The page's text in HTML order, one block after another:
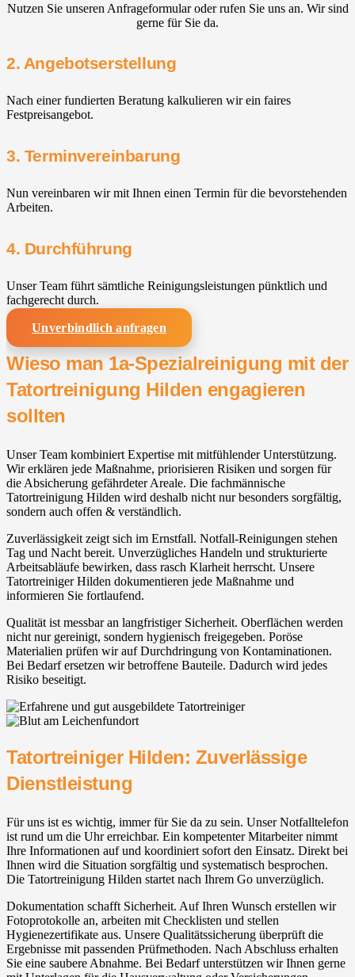
Nutzen Sie unseren Anfrageformular oder rufen Sie uns an. Wir sind
gerne für Sie da.
2. Angebotserstellung
Nach einer fundierten Beratung kalkulieren wir ein faires
Festpreisangebot.
3. Terminvereinbarung
Nun vereinbaren wir mit Ihnen einen Termin für die bevorstehenden
Arbeiten.
4. Durchführung
Unser Team führt sämtliche Reinigungsleistungen pünktlich und
fachgerecht durch.
Unverbindlich anfragen
Wieso man 1a-Spezialreinigung mit der
Tatortreinigung Hilden engagieren
sollten
Unser Team kombiniert Expertise mit mitfühlender Unterstützung.
Wir erklären jede Maßnahme, priorisieren Risiken und sorgen für
die Absicherung gefährdeter Areale. Die fachmännische
Tatortreinigung Hilden wird deshalb nicht nur besonders sorgfältig,
sondern auch offen & verständlich.
Zuverlässigkeit zeigt sich im Ernstfall. Notfall-Reinigungen stehen
Tag und Nacht bereit. Unverzügliches Handeln und strukturierte
Arbeitsabläufe bewirken, dass rasch Klarheit herrscht. Unsere
Tatortreiniger Hilden dokumentieren jede Maßnahme und
informieren Sie fortlaufend.
Qualität ist messbar an langfristiger Sicherheit. Oberflächen werden
nicht nur gereinigt, sondern hygienisch freigegeben. Poröse
Materialien prüfen wir auf Durchdringung von Kontaminationen.
Bei Bedarf ersetzen wir betroffene Bauteile. Dadurch wird jedes
Risiko beseitigt.
Tatortreiniger Hilden: Zuverlässige
Dienstleistung
Für uns ist es wichtig, immer für Sie da zu sein. Unser Notfalltelefon
ist rund um die Uhr erreichbar. Ein kompetenter Mitarbeiter nimmt
Ihre Informationen auf und koordiniert sofort den Einsatz. Direkt bei
Ihnen wird die Situation sorgfältig und systematisch besprochen.
Die Tatortreinigung Hilden startet nach Ihrem Go unverzüglich.
Dokumentation schafft Sicherheit. Auf Ihren Wunsch erstellen wir
Fotoprotokolle an, arbeiten mit Checklisten und stellen
Hygienezertifikate aus. Unsere Qualitätssicherung überprüft die
Ergebnisse mit passenden Prüfmethoden. Nach Abschluss erhalten
Sie eine saubere Abnahme. Bei Bedarf unterstützen wir Ihnen gerne